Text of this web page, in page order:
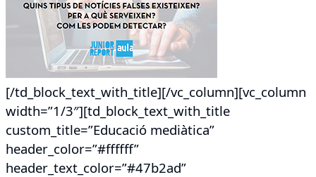
[/td_block_text_with_title][/vc_column][vc_column
width=”1/3″][td_block_text_with_title
custom_title=”Educació mediàtica”
header_color=”#ffffff”
header_text_color=”#47b2ad”